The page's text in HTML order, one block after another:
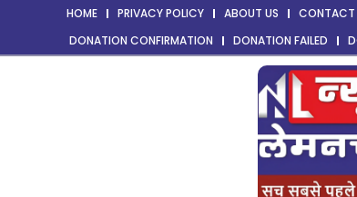
HOME PRIVACY POLICY ABOUT US CONTACT
DONATION CONFIRMATION
DONATION FAILED